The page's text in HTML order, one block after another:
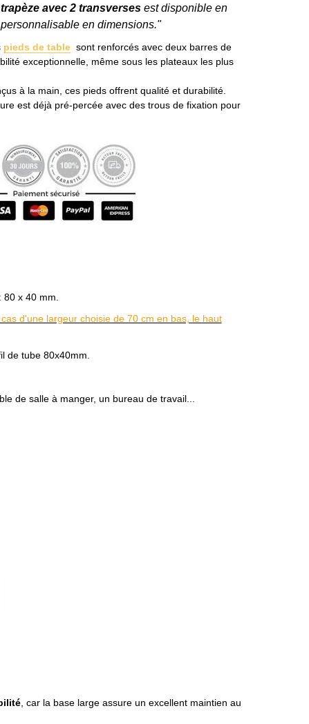
avec 2 transverses est disponible en
en dimensions."
pieds de tablesont renforcés avec deux barres de
exceptionnelle, même sous les plateaux les plus
à la main, ces pieds offrent qualité et durabilité.
est déjà pré-percée avec des trous de fixation pour
x 40 mm.
d'une largeur choisie de 70 cm en bas, le haut
de tube 80x40mm.
de salle à manger, un bureau de travail...
, car la base large assure un excellent maintien au